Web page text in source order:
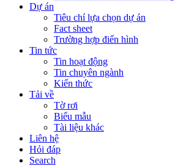
Dự án
Tiêu chí lựa chọn dự án
Fact sheet
Trường hợp điển hình
Tin tức
Tin hoạt động
Tin chuyên ngành
Kiến thức
Tải về
Tờ rơi
Biểu mẫu
Tài liệu khác
Liên hệ
Hỏi đáp
Search